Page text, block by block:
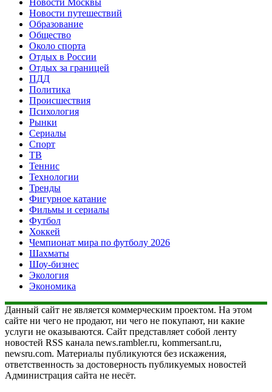
Новости путешествий
Образование
Общество
Около спорта
Отдых в России
Отдых за границей
ПДД
Политика
Происшествия
Психология
Рынки
Сериалы
Спорт
ТВ
Теннис
Технологии
Тренды
Фигурное катание
Фильмы и сериалы
Футбол
Хоккей
Чемпионат мира по футболу 2026
Шахматы
Шоу-бизнес
Экология
Экономика
Данный сайт не является коммерческим проектом. На этом
сайте ни чего не продают, ни чего не покупают, ни какие
услуги не оказываются. Сайт представляет собой ленту
новостей RSS канала news.rambler.ru, kommersant.ru,
newsru.com. Материалы публикуются без искажения,
ответственность за достоверность публикуемых новостей
Администрация сайта не несёт.